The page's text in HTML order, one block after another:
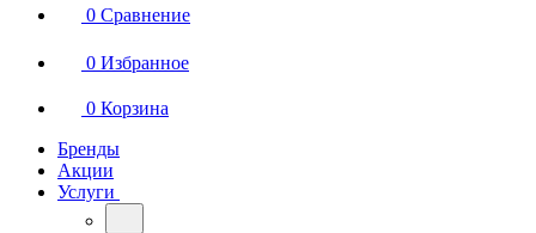
0 Сравнение
0 Избранное
0 Корзина
Бренды
Акции
Услуги